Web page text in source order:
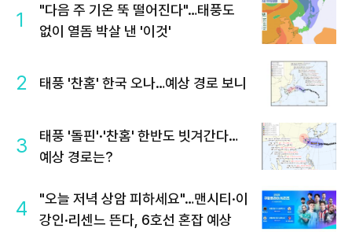
1
"다음 주 기온 뚝 떨어진다"…태풍도
없이 열돔 박살 낸 '이것'
2 태풍 '찬홈' 한국 오나…예상 경로 보니
3
태풍 '돌핀'·'찬홈' 한반도 빗겨간다…
예상 경로는?
4
"오늘 저녁 상암 피하세요"…맨시티·이
강인·리센느 뜬다, 6호선 혼잡 예상